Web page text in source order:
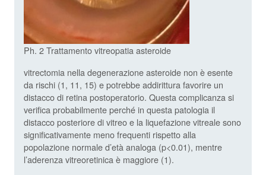
Ph. 2 Trattamento vitreopatia asteroide
vitrectomia nella degenerazione asteroide non è esente
da rischi (1, 11, 15) e potrebbe addirittura favorire un
distacco di retina postoperatorio. Questa complicanza si
verifica probabilmente perché in questa patologia il
distacco posteriore di vitreo e la liquefazione vitreale sono
significativamente meno frequenti rispetto alla
popolazione normale d’età analoga (p<0.01), mentre
l’aderenza vitreoretinica è maggiore (1).